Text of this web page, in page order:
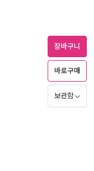
장바구니
바로구매
보관함